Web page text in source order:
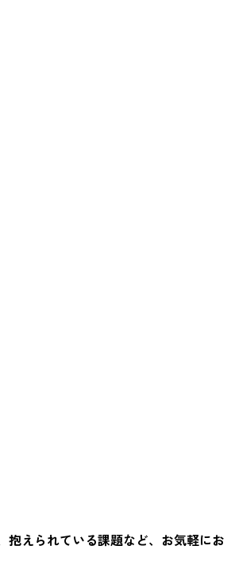
抱えられている課題など、お気軽にお